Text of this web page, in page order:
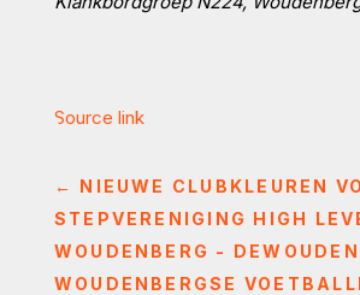
Source link
← NIEUWE CLUBKLEUREN
STEPVERENIGING HIGH
WOUDENBERG -
WOUDENBERGSE